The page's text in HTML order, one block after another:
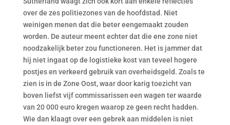
over de zes politiezones van de hoofdstad. Niet
weinigen menen dat die beter eengemaakt zouden
worden. De auteur meent echter dat die ene zone niet
noodzakelijk beter zou functioneren. Het is jammer dat
hij niet ingaat op de logistieke kost van teveel hogere
postjes en verkeerd gebruik van overheidsgeld. Zoals te
zien is in de Zone Oost, waar door karig toezicht van
boven liefst vijf commissarissen een wagen ter waarde
van 20 000 euro kregen waarop ze geen recht hadden.
Wie dan klaagt over een gebrek aan middelen is niet